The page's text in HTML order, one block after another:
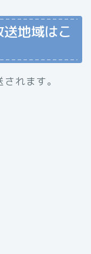
地域はこ
れます。